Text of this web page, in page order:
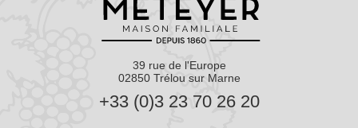
39 rue de l'Europe
02850 Trélou sur Marne
+33 (0)3 23 70 26 20